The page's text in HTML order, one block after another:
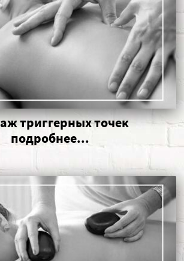
триггерных точек
подробнее...